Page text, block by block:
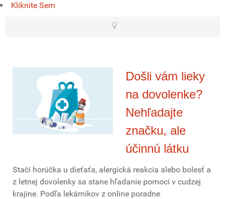
Kliknite Sem
Došli vám lieky
na dovolenke?
Nehľadajte
značku, ale
účinnú látku
Stačí horúčka u dieťaťa, alergická reakcia alebo bolesť a
z letnej dovolenky sa stane hľadanie pomoci v cudzej
krajine. Podľa lekárnikov z online poradne